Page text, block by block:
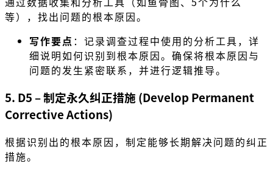
等），找出问题的根本原因。
写作要点 ：记录调查过程中使用的分析工具，详
细说明如何识别到根本原因。确保将根本原因与
问题的发生紧密联系，并进行逻辑推导。
5. D5 – 制定永久纠正措施 (Develop Permanent
Corrective Actions)
根据识别出的根本原因，制定能够长期解决问题的纠正
措施。